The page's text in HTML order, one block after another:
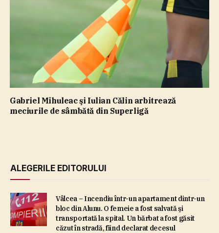
Gabriel Mihuleac şi Iulian Călin arbitrează
meciurile de sâmbătă din Superligă
ALEGERILE EDITORULUI
Vâlcea – Incendiu într-un apartament dintr-un
bloc din Alunu. O femeie a fost salvată şi
transportată la spital. Un bărbat a fost găsit
căzut în stradă, fiind declarat decesul